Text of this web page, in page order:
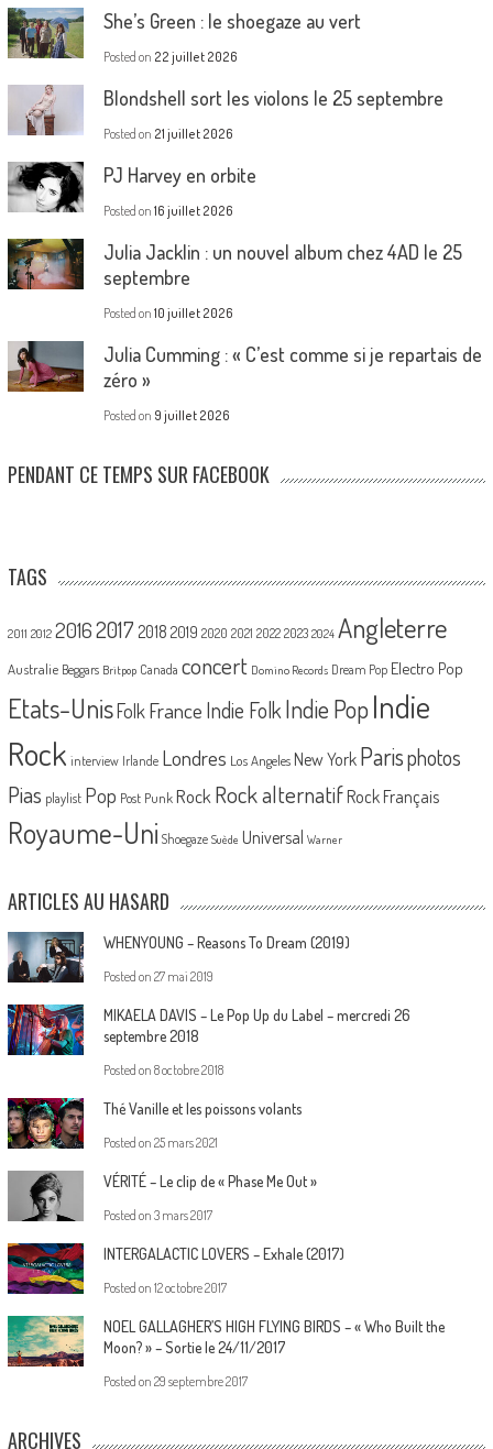
She’s Green : le shoegaze au vert
Posted on 22 juillet 2026
Blondshell sort les violons le 25 septembre
Posted on 21 juillet 2026
PJ Harvey en orbite
Posted on 16 juillet 2026
Julia Jacklin : un nouvel album chez 4AD le 25
septembre
Posted on 10 juillet 2026
Julia Cumming : « C’est comme si je repartais de
zéro »
Posted on 9 juillet 2026
PENDANT CE TEMPS SUR FACEBOOK
TAGS
2011 2012 20162017 2018 2019 2020 2021 2022 2023 2024 Angleterre
Australie Beggars Britpop Canada concert Domino Records Dream Pop Electro Pop
Etats-UnisFolk France Indie Folk Indie PopIndie
Rock interview Irlande Londres Los Angeles New York Parisphotos
Pias playlist Pop Post Punk Rock Rock alternatif Rock Français
Royaume-Uni Shoegaze Suède Universal Warner
ARTICLES AU HASARD
WHENYOUNG – Reasons To Dream (2019)
Posted on 27 mai 2019
MIKAELA DAVIS – Le Pop Up du Label – mercredi 26
septembre 2018
Posted on 8 octobre 2018
Thé Vanille et les poissons volants
Posted on 25 mars 2021
VÉRITÉ – Le clip de « Phase Me Out »
Posted on 3 mars 2017
INTERGALACTIC LOVERS – Exhale (2017)
Posted on 12 octobre 2017
NOEL GALLAGHER’S HIGH FLYING BIRDS – « Who Built the
Moon? » – Sortie le 24/11/2017
Posted on 29 septembre 2017
ARCHIVES